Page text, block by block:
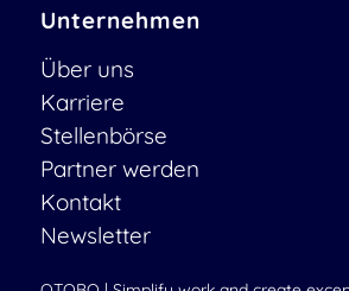
Unternehmen
Über uns
Karriere
Stellenbörse
Partner werden
Kontakt
Newsletter